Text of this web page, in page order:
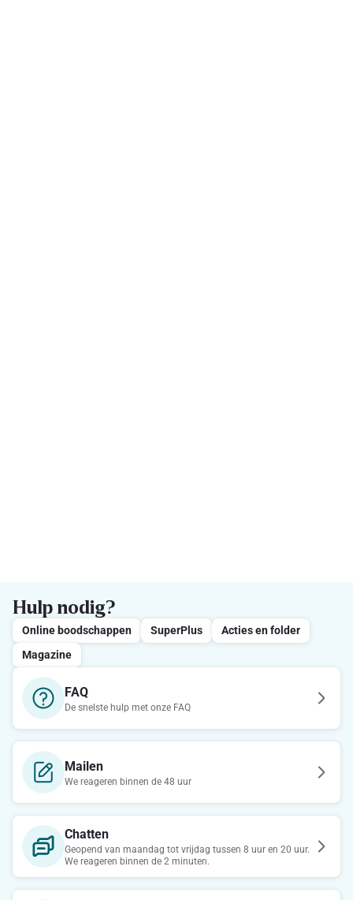
Hulp nodig?
Online boodschappen SuperPlus
Acties en folder
Magazine
FAQ
De snelste hulp met onze FAQ
Mailen
We reageren binnen de 48 uur
Chatten
Geopend van maandag tot vrijdag tussen 8 uur en 20 uur.
We reageren binnen de 2 minuten.